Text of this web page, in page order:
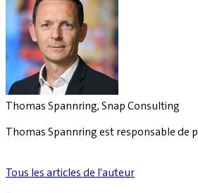
Thomas Spannring, Snap Consulting
Thomas Spannring est responsable de
Tous les articles de l'auteur